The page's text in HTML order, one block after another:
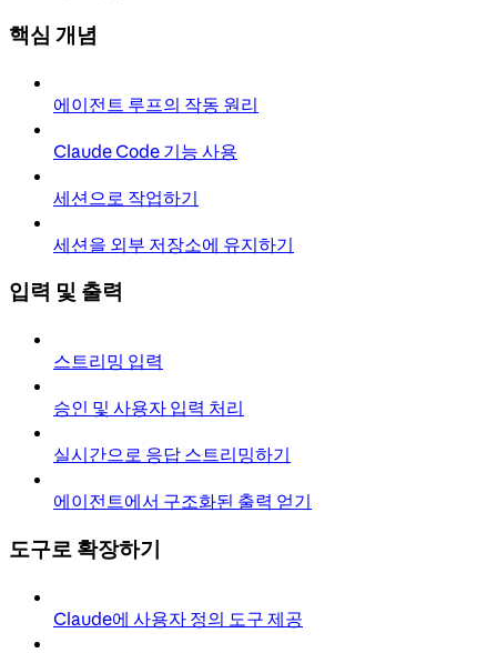
핵심 개념
에이전트 루프의 작동 원리
Claude Code 기능 사용
세션으로 작업하기
세션을 외부 저장소에 유지하기
입력 및 출력
스트리밍 입력
승인 및 사용자 입력 처리
실시간으로 응답 스트리밍하기
에이전트에서 구조화된 출력 얻기
도구로 확장하기
Claude에 사용자 정의 도구 제공